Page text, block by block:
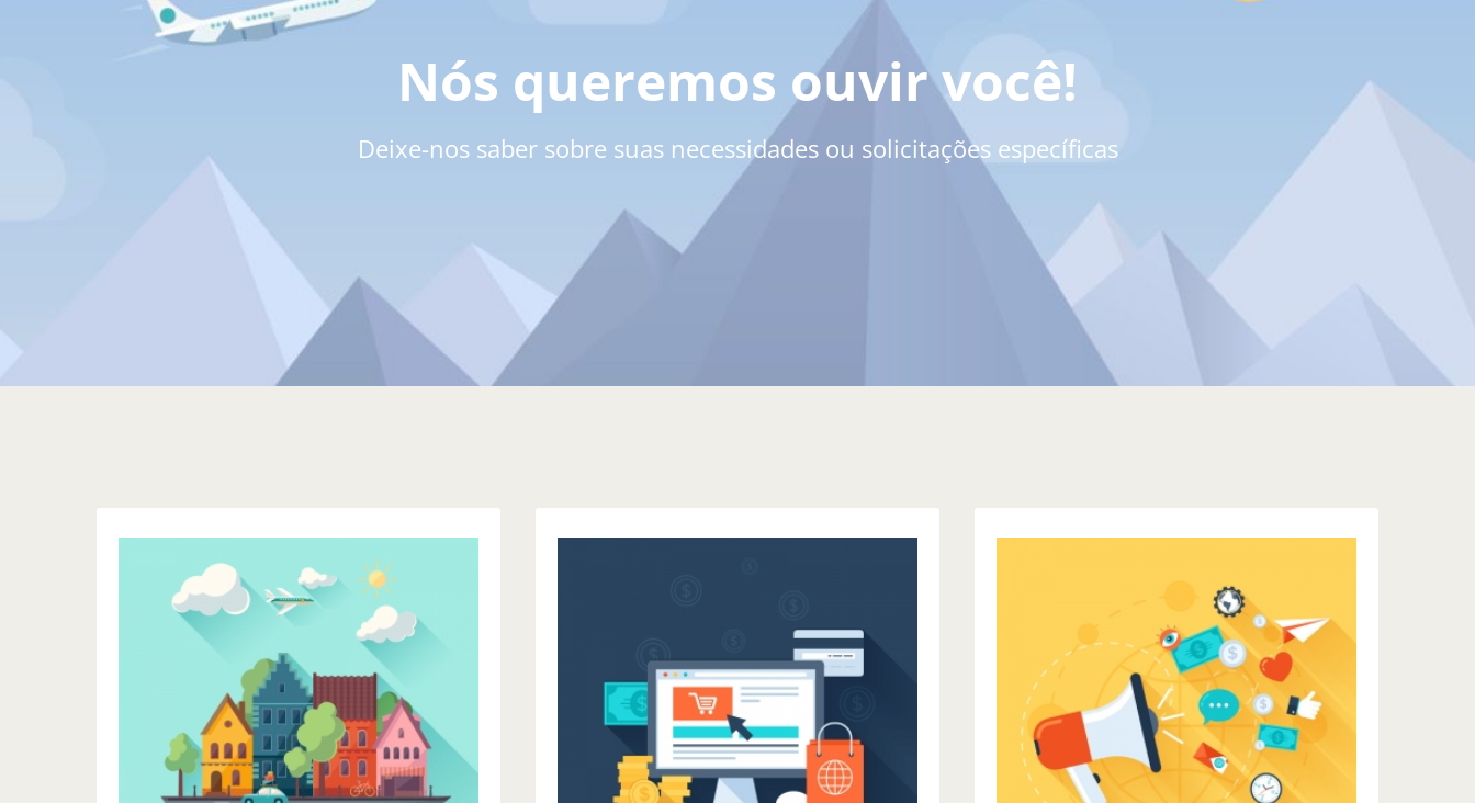
Nós queremos ouvir você!
Deixe-nos saber sobre suas necessidades ou solicitações específicas
Veja mais sobre que somos, o que fazemos,
aonde estamos o que priorizamos e conheça
ainda mais a sua empresa de hospedagem e
servidores de Internet.
CENTRAL DO CLIENTE
Acesse a Central do Cliente para gerenciar seus
pagamentos, produtos e serviços, novas
contratações, solicitações de atendimento e
suporte técnico.
BASE DE CONHECIMENTO
Acessando a Base de Conhecimento (FAQ) você
consegue ter sua dúvida esclarecida
rapidamente. Caso ainda tenha dificuldades não
se preocupe, pois nosso time de Suporte
Técnico irá lhe ajudar.